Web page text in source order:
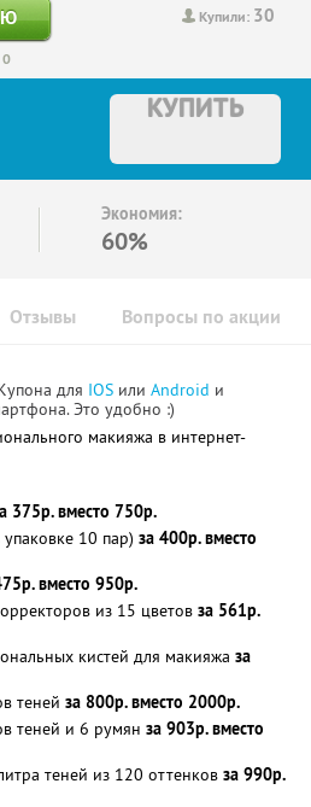
Купили: 30
0
КУПИТЬ
Экономия:
60%
Отзывы Вопросы по акции
для IOS или Android и
Это удобно :)
макияжа в интернет-
375р. вместо 750р.
10 пар) за 400р. вместо
вместо 950р.
из 15 цветов за 561р.
кистей для макияжа за
теней за 800р. вместо 2000р.
теней и 6 румян за 903р. вместо
теней из 120 оттенков за 990р.